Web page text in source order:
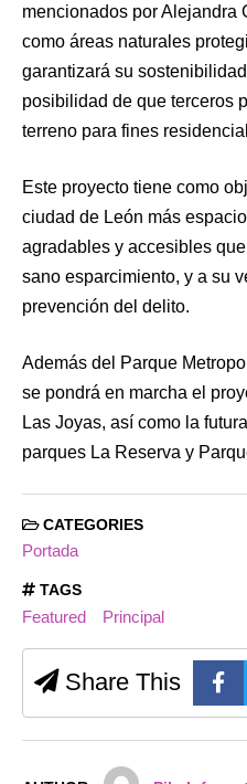
mencionados por Alejandra
como áreas naturales
garantizará su
posibilidad de que terceros
terreno para fines
Este proyecto tiene como
ciudad de León más
agradables y accesibles
sano esparcimiento, y a su
prevención del delito.
Además del Parque
se pondrá en marcha el
Las Joyas, así como la
parques La Reserva y
CATEGORIES
Portada
TAGS
Featured Principal
Share This